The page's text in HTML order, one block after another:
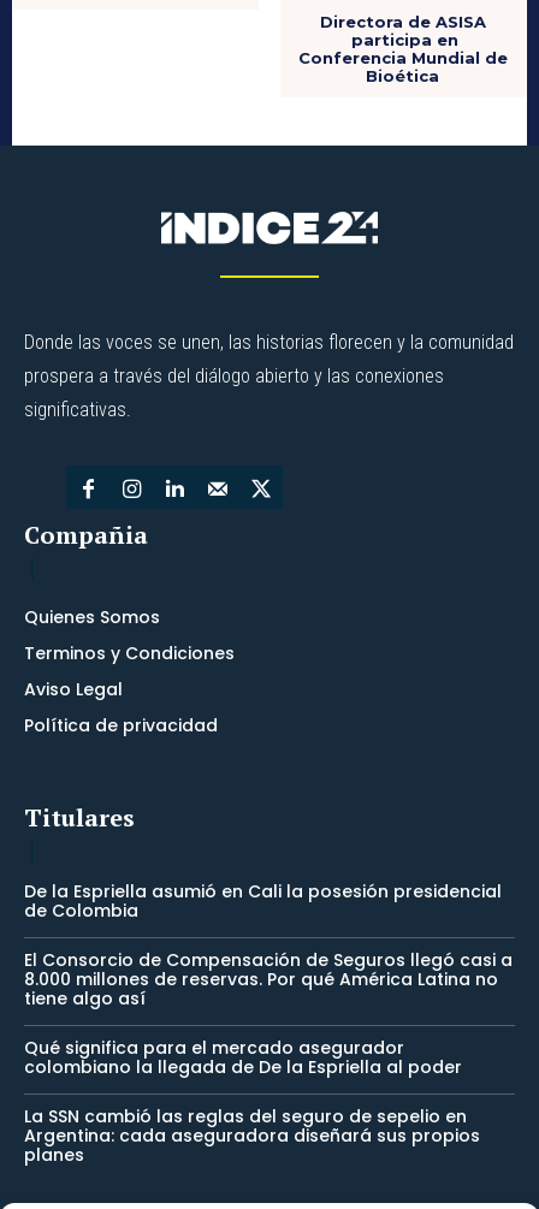
Directora de ASISA
participa en
Conferencia Mundial de
Bioética
Donde las voces se unen, las historias florecen y la comunidad
prospera a través del diálogo abierto y las conexiones
significativas.
Compañia
Quienes Somos
Terminos y Condiciones
Aviso Legal
Política de privacidad
Titulares
De la Espriella asumió en Cali la posesión presidencial
de Colombia
El Consorcio de Compensación de Seguros llegó casi a
8.000 millones de reservas. Por qué América Latina no
tiene algo así
Qué significa para el mercado asegurador
colombiano la llegada de De la Espriella al poder
La SSN cambió las reglas del seguro de sepelio en
Argentina: cada aseguradora diseñará sus propios
planes